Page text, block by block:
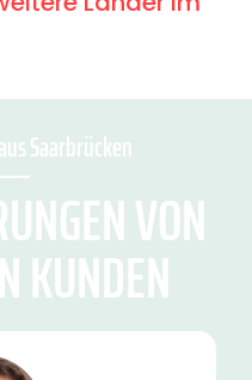
Saarbrücken
VON
KUNDEN